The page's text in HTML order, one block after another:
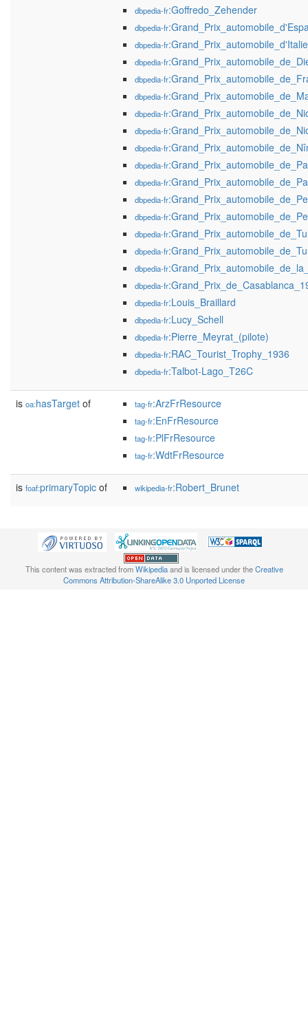
dbpedia-fr:Goffredo_Zehender
dbpedia-fr
dbpedia-fr
dbpedia-fr
dbpedia-fr
dbpedia-fr
dbpedia-fr
dbpedia-fr
dbpedia-fr
dbpedia-fr
dbpedia-fr
dbpedia-fr
dbpedia-fr
dbpedia-fr
dbpedia-fr
dbpedia-fr
dbpedia-fr
dbpedia-fr:Louis_Braillard
dbpedia-fr:Lucy_Schell
dbpedia-fr:Pierre_Meyrat_(pilote)
dbpedia-fr:RAC_Tourist_Trophy_1936
dbpedia-fr:Talbot-Lago_T26C
is oa:hasTarget of tag-fr:ArzFrResource
tag-fr:EnFrResource
tag-fr:PlFrResource
tag-fr:WdtFrResource
is foaf:primaryTopic of wikipedia-fr:Robert_Brunet
This content was extracted fromWikipediaand is licensed under theCreative
Commons Attribution-ShareAlike 3.0 Unported License